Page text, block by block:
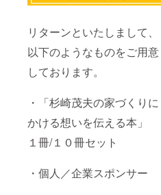
リターンといたしまして、
以下のようなものをご用意
しております。
・「杉崎茂夫の家づくりに
かける想いを伝える本」
１冊/１０冊セット
・個人／企業スポンサー